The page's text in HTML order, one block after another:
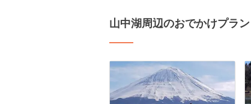
山中湖周辺のおでかけプラン